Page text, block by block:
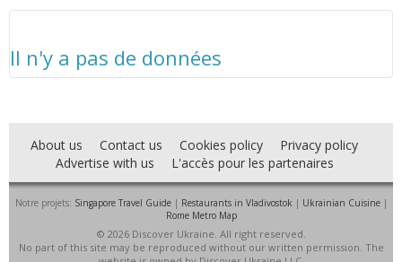
Il n'y a pas de données
About us Contact us Cookies policy
Privacy policy
Advertise with us
L'accès pour les partenaires
Notre projets: Singapore Travel Guide| Restaurants in Vladivostok | Ukrainian Cuisine|
Rome Metro Map
© 2026 Discover Ukraine. All right reserved.
No part of this site may be reproduced without our written permission. The